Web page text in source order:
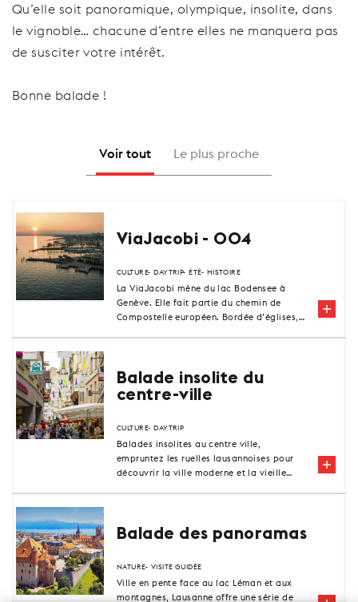
Qu’elle soit panoramique, olympique, insolite, dans
le vignoble… chacune d’entre elles ne manquera pas
de susciter votre intérêt.
Bonne balade !
Voir tout Le plus proche
ViaJacobi - 004
CULTURE DAYTRIP ÉTÉ HISTOIRE
La ViaJacobi mène du lac Bodensee à
Genève. Elle fait partie du chemin de
Compostelle européen. Bordée d’églises,
culturel varié.
Balade insolite du
centre-ville
CULTURE DAYTRIP
Balades insolites au centre ville,
empruntez les ruelles lausannoises pour
découvrir la ville moderne et la vieille
Balade des panoramas
NATURE VISITE GUIDÉE
Ville en pente face au lac Léman et aux
montagnes, Lausanne offre une série de